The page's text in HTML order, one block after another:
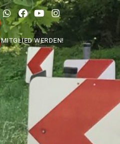
MITGLIED WERDEN!